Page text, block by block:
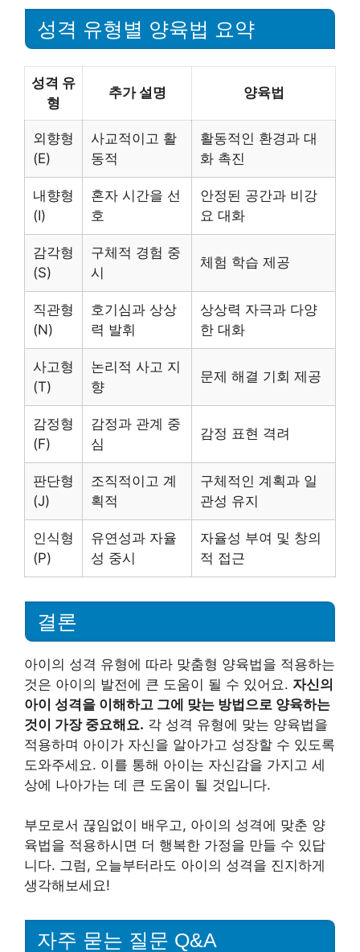
성격 유형별 양육법 요약
성격 유
형
추가 설명 양육법
외향형
(E)
사교적이고 활
동적
활동적인 환경과 대
화 촉진
내향형
(I)
혼자 시간을 선
호
안정된 공간과 비강
요 대화
감각형
(S)
구체적 경험 중
시
체험 학습 제공
직관형
(N)
호기심과 상상
력 발휘
상상력 자극과 다양
한 대화
사고형
(T)
논리적 사고 지
향
문제 해결 기회 제공
감정형
(F)
감정과 관계 중
심
감정 표현 격려
판단형
(J)
조직적이고 계
획적
구체적인 계획과 일
관성 유지
인식형
(P)
유연성과 자율
성 중시
자율성 부여 및 창의
적 접근
결론
아이의 성격 유형에 따라 맞춤형 양육법을 적용하는
것은 아이의 발전에 큰 도움이 될 수 있어요. 자신의
아이 성격을 이해하고 그에 맞는 방법으로 양육하는
것이 가장 중요해요. 각 성격 유형에 맞는 양육법을
적용하며 아이가 자신을 알아가고 성장할 수 있도록
도와주세요. 이를 통해 아이는 자신감을 가지고 세
상에 나아가는 데 큰 도움이 될 것입니다.
부모로서 끊임없이 배우고, 아이의 성격에 맞춘 양
육법을 적용하시면 더 행복한 가정을 만들 수 있답
니다. 그럼, 오늘부터라도 아이의 성격을 진지하게
생각해보세요!
자주 묻는 질문 Q&A